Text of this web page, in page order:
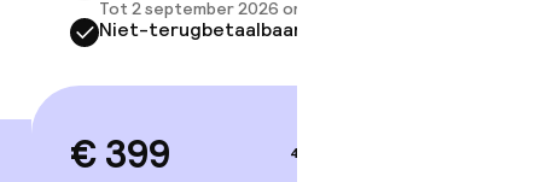
Tot 2 september 2026 om 21:59
Niet-terugbetaalbaar
€ 399 4–5 sep.